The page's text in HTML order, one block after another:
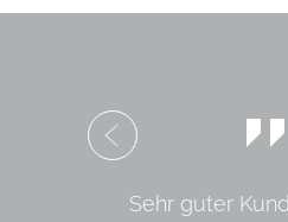
Sehr guter